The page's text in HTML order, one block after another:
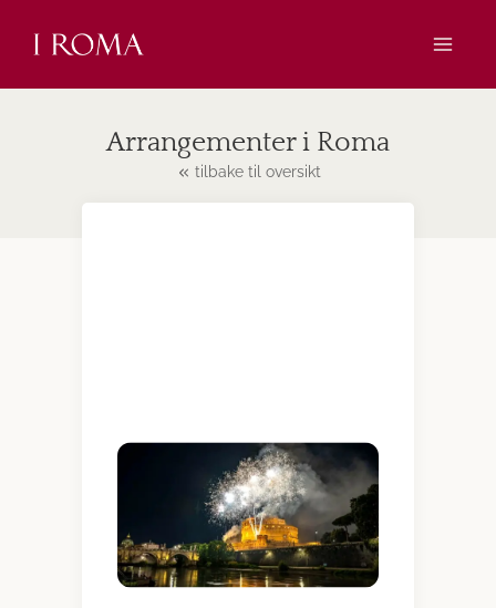
Arrangementer i Roma
tilbake til oversikt